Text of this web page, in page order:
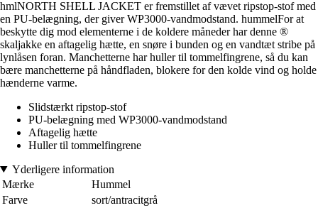
hmlNORTH SHELL JACKET er fremstillet af vævet ripstop-stof med
en PU-belægning, der giver WP3000-vandmodstand. hummelFor at
beskytte dig mod elementerne i de koldere måneder har denne ®
skaljakke en aftagelig hætte, en snøre i bunden og en vandtæt stribe på
lynlåsen foran. Manchetterne har huller til tommelfingrene, så du kan
bære manchetterne på håndfladen, blokere for den kolde vind og holde
hænderne varme.
Slidstærkt ripstop-stof
PU-belægning med WP3000-vandmodstand
Aftagelig hætte
Huller til tommelfingrene
Yderligere information
Mærke
Hummel
Farve
sort/antracitgrå